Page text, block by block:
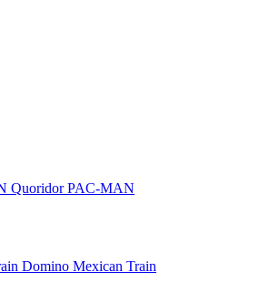
Quoridor PAC-MAN
Domino Mexican Train